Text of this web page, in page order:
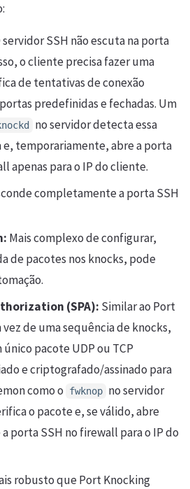
servidor SSH não escuta na porta
o cliente precisa fazer uma
de tentativas de conexão
predefinidas e fechadas. Um
no servidor detecta essa
temporariamente, abre a porta
apenas para o IP do cliente.
completamente a porta SSH
Mais complexo de configurar,
de pacotes nos knocks, pode
(SPA): Similar ao Port
vez de uma sequência de knocks,
pacote UDP ou TCP
e criptografado/assinado para
como o
fwknop no servidor
o pacote e, se válido, abre
porta SSH no firewall para o IP do
robusto que Port Knocking